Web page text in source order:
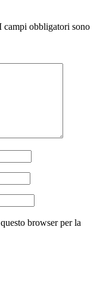
campi obbligatori sono
browser per la